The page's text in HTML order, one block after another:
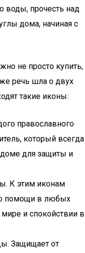
воды, прочесть над
дома, начиная с
не просто купить,
речь шла о двух
такие иконы:
православного
который всегда
для защиты и
К этим иконам
помощи в любых
и спокойствии в
Защищает от